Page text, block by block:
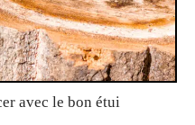
avec le bon étui